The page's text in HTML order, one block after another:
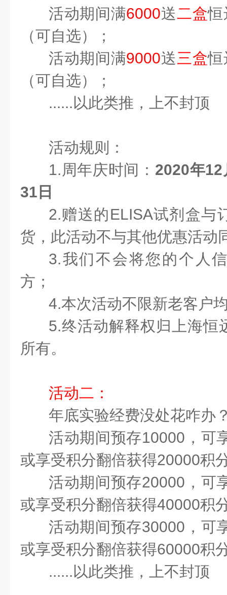
活动期间满6000送二盒恒
（可自选）；
活动期间满9000送三盒恒
（可自选）；
......以此类推，上不封顶
活动规则：
1.周年庆时间： 2020年
31日
2.赠送的ELISA试剂盒与
货，此活动不与其他优惠活动
3.我们不会将您的个人
方；
4.本次活动不限新老客户
5.终活动解释权归上海恒
所有。
活动二：
年底实验经费没处花咋办
活动期间预存10000，可
或享受积分翻倍获得20000积
活动期间预存20000，可
或享受积分翻倍获得40000积
活动期间预存30000，可
或享受积分翻倍获得60000积
......以此类推，上不封顶